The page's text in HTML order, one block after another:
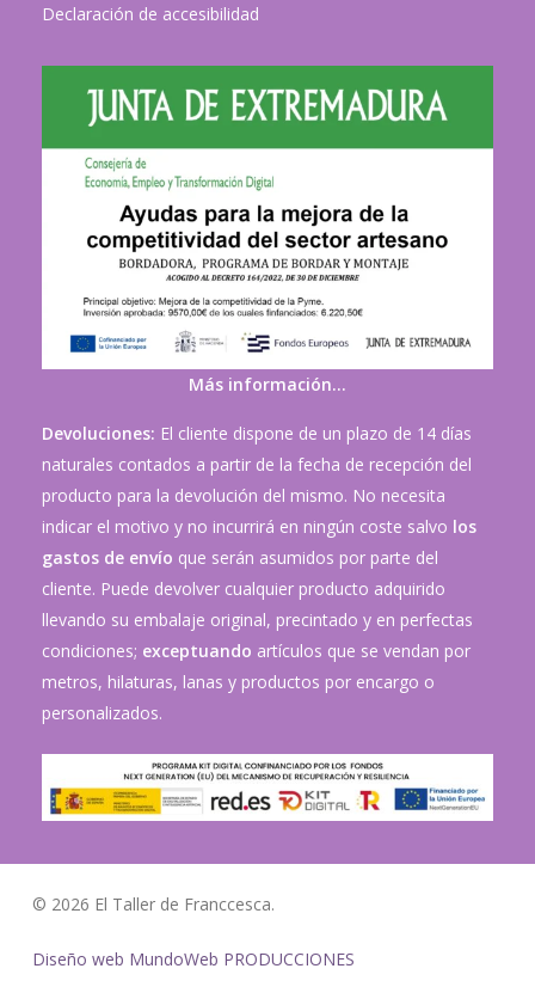
Declaración de accesibilidad
Más información…
Devoluciones: El cliente dispone de un plazo de 14 días
naturales contados a partir de la fecha de recepción del
producto para la devolución del mismo. No necesita
indicar el motivo y no incurrirá en ningún coste salvo los
gastos de envío que serán asumidos por parte del
cliente. Puede devolver cualquier producto adquirido
llevando su embalaje original, precintado y en perfectas
condiciones; exceptuando artículos que se vendan por
metros, hilaturas, lanas y productos por encargo o
personalizados.
© 2026 El Taller de Franccesca.
Diseño web MundoWeb PRODUCCIONES